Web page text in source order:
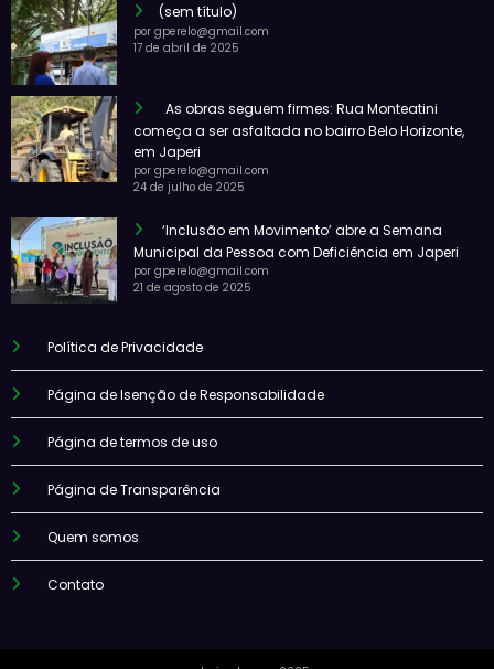
(sem título)
por gperelo@gmail.com
17 de abril de 2025
As obras seguem firmes: Rua Monteatini
começa a ser asfaltada no bairro Belo Horizonte,
em Japeri
por gperelo@gmail.com
24 de julho de 2025
‘Inclusão em Movimento’ abre a Semana
Municipal da Pessoa com Deficiência em Japeri
por gperelo@gmail.com
21 de agosto de 2025
Política de Privacidade
Página de Isenção de Responsabilidade
Página de termos de uso
Página de Transparência
Quem somos
Contato